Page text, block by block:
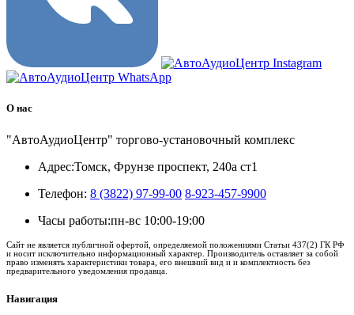
О нас
"АвтоАудиоЦентр" торгово-установочный комплекс
Адрес:Томск, Фрунзе проспект, 240а ст1
Телефон: 8 (3822) 97-99-00 8-923-457-9900
Часы работы:пн-вс 10:00-19:00
Сайт не является публичной офертой, определяемой положениями Статьи 437(2) ГК РФ
и носит исключительно информационный характер. Производитель оставляет за собой
право изменять характеристики товара, его внешний вид и и комплектность без
предварительного уведомления продавца.
Навигация